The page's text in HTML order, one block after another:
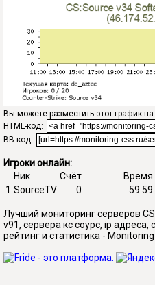
Вы можете разместить этот график
HTML-код:
BB-код:
Игроки онлайн:
Ник
Счёт
Время
1 SourceTV 0 59:59
Лучший мониторинг серверов
v91, сервера кс соурс, ip адреса,
рейтинг и статистика -